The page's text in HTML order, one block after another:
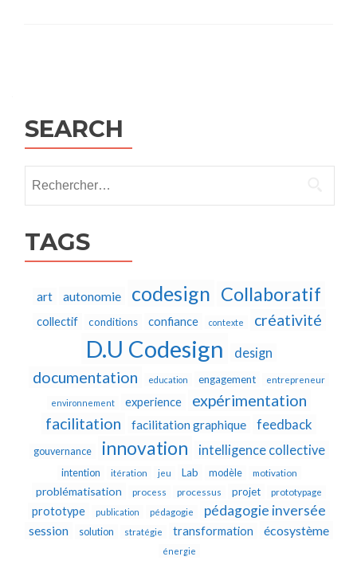
SEARCH
TAGS
art autonomie codesign Collaboratif
collectif conditions confiance contexte créativité
D.U Codesign design
documentation education engagement entrepreneur
environnement experience
expérimentation
facilitation
facilitation graphique feedback
gouvernance innovation intelligence collective
intention itération jeu Lab modèle motivation
problématisation process processus projet prototypage
prototype publication pédagogie pédagogie inversée
session solution stratégie transformation écosystème
énergie